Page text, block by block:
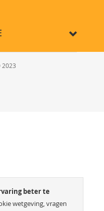
beter te
wetgeving, vragen